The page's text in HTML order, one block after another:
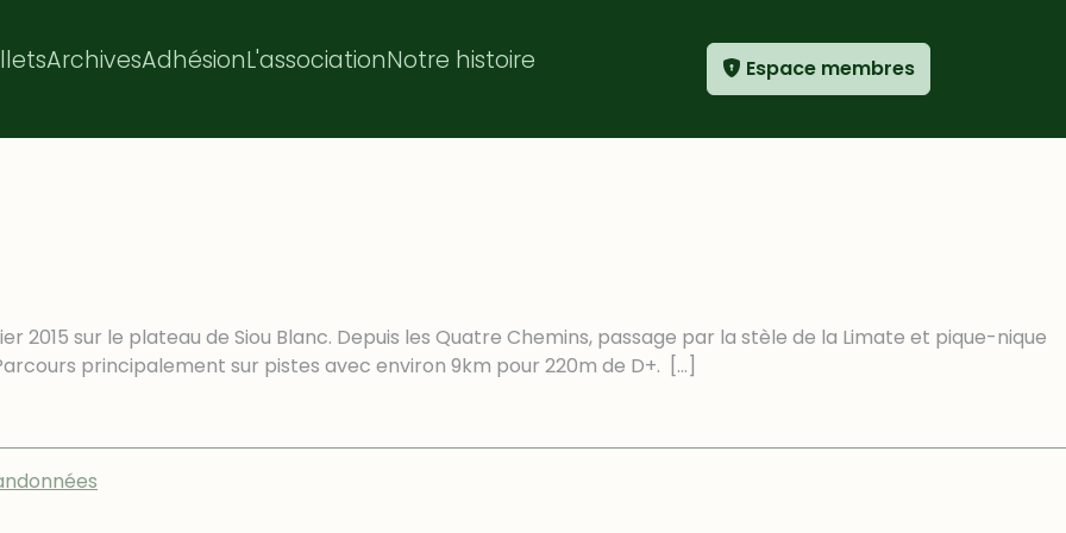
ArchivesAdhésionL'associationNotre histoire Espace membres
2015 sur le plateau de Siou Blanc. Depuis les Quatre Chemins, passage par la stèle de la Limate et pique-nique
principalement sur pistes avec environ 9km pour 220m de D+.
[…]